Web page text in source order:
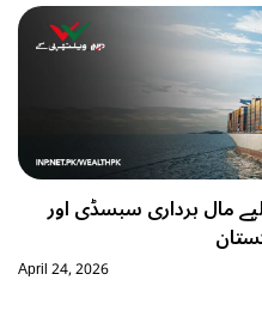
مال برداری سبسڈی اور
April 24, 2026